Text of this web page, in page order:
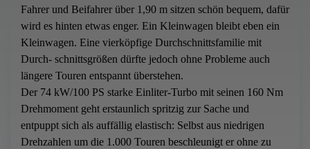
Fahrer und Beifahrer über 1,90 m sitzen schön bequem, dafür
wird es hinten etwas enger. Ein Kleinwagen bleibt eben ein
Kleinwagen. Eine vierköpfige Durchschnittsfamilie mit
Durch- schnittsgrößen dürfte jedoch ohne Probleme auch
längere Touren entspannt überstehen.
Der 74 kW/100 PS starke Einliter-Turbo mit seinen 160 Nm
Drehmoment geht erstaunlich spritzig zur Sache und
entpuppt sich als auffällig elastisch: Selbst aus niedrigen
Drehzahlen um die 1.000 Touren beschleunigt er ohne zu